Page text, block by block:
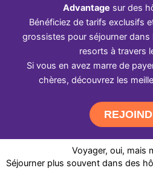
Advantage sur des
Bénéficiez de tarifs exclusifs
grossistes pour séjourner
resorts à travers
Si vous en avez marre de
chères, découvrez les
Voyager, oui, mais
Séjourner plus souvent dans des